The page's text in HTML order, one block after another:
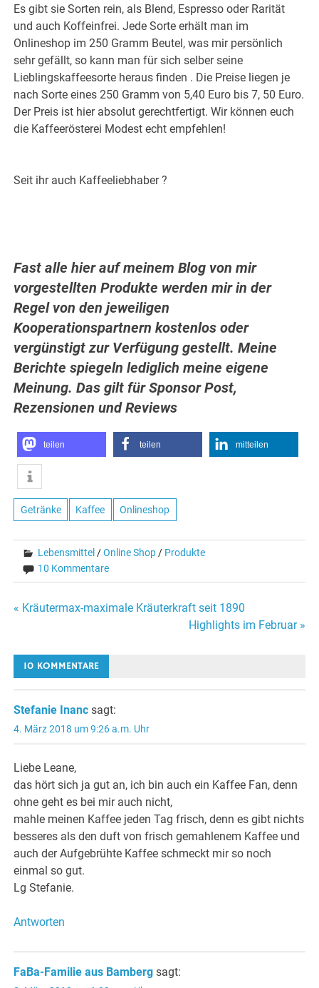
Es gibt sie Sorten rein, als Blend, Espresso oder Rarität
und auch Koffeinfrei. Jede Sorte erhält man im
Onlineshop im 250 Gramm Beutel, was mir persönlich
sehr gefällt, so kann man für sich selber seine
Lieblingskaffeesorte heraus finden . Die Preise liegen je
nach Sorte eines 250 Gramm von 5,40 Euro bis 7, 50 Euro.
Der Preis ist hier absolut gerechtfertigt. Wir können euch
die Kaffeerösterei Modest echt empfehlen!
Seit ihr auch Kaffeeliebhaber ?
Fast alle hier auf meinem Blog von mir
vorgestellten Produkte werden mir in der
Regel von den jeweiligen
Kooperationspartnernkostenlos oder
vergünstigt zur Verfügung gestellt. Meine
Berichte spiegeln lediglichmeine eigene
Meinung. Das gilt für Sponsor Post,
Rezensionen undReviews
teilen teilen mitteilen
Getränke Kaffee Onlineshop
Lebensmittel /Online Shop / Produkte
10 Kommentare
Beitragsnavigation
« Kräutermax-maximale Kräuterkraft seit 1890
Highlights im Februar »
10 KOMMENTARE
Stefanie Inanc sagt:
4. März 2018 um 9:26 a.m. Uhr
Liebe Leane,
das hört sich ja gut an, ich bin auch ein Kaffee Fan, denn
ohne geht es bei mir auch nicht,
mahle meinen Kaffee jeden Tag frisch, denn es gibt nichts
besseres als den duft von frisch gemahlenem Kaffee und
auch der Aufgebrühte Kaffee schmeckt mir so noch
einmal so gut.
Lg Stefanie.
Antworten
FaBa-Familie aus Bamberg sagt: